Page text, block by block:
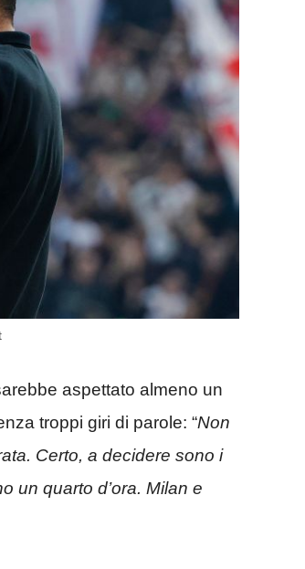
aspettato almeno un
troppi giri di parole: “Non
Certo, a decidere sono i
un quarto d’ora. Milan e